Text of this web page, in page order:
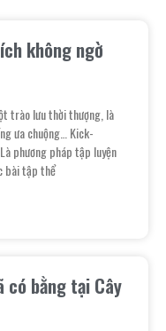
không ngờ
trào lưu thời thượng, là
ưa chuộng… Kick-
phương pháp tập luyện
bài tập thể
có bằng tại Cây